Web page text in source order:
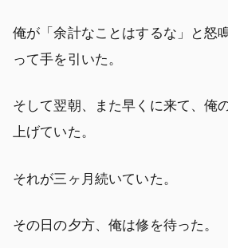
俺が「余計なことはするな」と怒
って手を引いた。
そして翌朝、また早くに来て、俺
上げていた。
それが三ヶ月続いていた。
その日の夕方、俺は修を待った。